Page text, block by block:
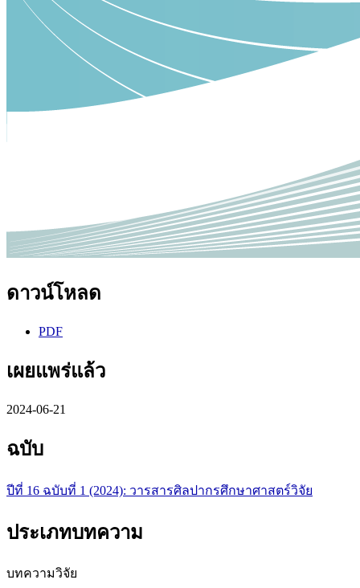
ดาวน์โหลด
PDF
เผยแพร่แล้ว
2024-06-21
ฉบับ
ปีที่ 16 ฉบับที่ 1 (2024): วารสารศิลปากรศึกษาศาสตร์วิจัย
ประเภทบทความ
บทความวิจัย